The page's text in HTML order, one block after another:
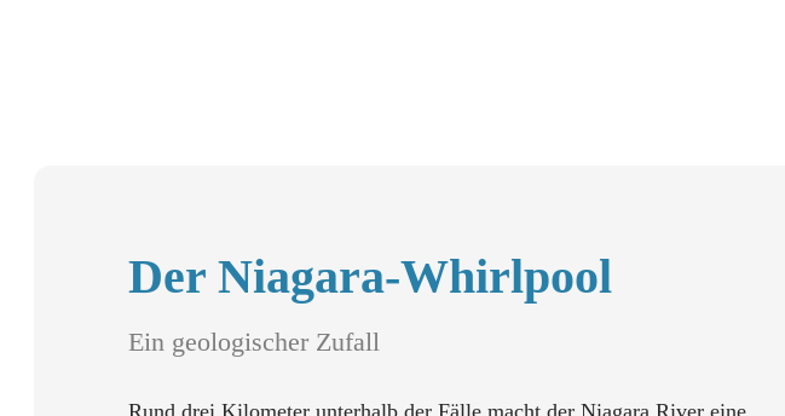
Der Niagara-Whirlpool
Ein geologischer Zufall
Rund drei Kilometer unterhalb der Fälle macht der Niagara River eine